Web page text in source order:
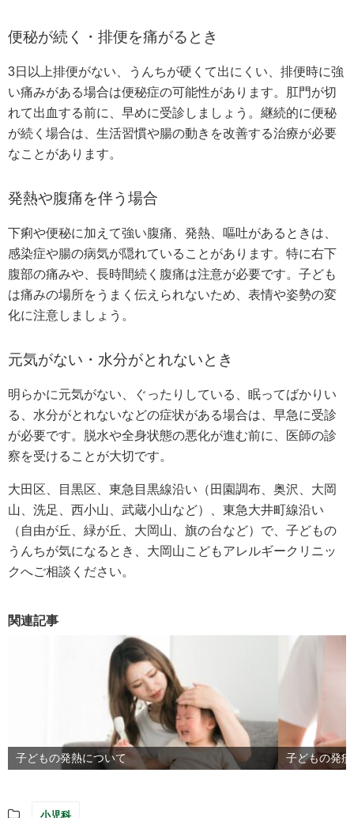
便秘が続く・排便を痛がるとき
3日以上排便がない、うんちが硬くて出にくい、排便時に強
い痛みがある場合は便秘症の可能性があります。肛門が切
れて出血する前に、早めに受診しましょう。継続的に便秘
が続く場合は、生活習慣や腸の動きを改善する治療が必要
なことがあります。
発熱や腹痛を伴う場合
下痢や便秘に加えて強い腹痛、発熱、嘔吐があるときは、
感染症や腸の病気が隠れていることがあります。特に右下
腹部の痛みや、長時間続く腹痛は注意が必要です。子ども
は痛みの場所をうまく伝えられないため、表情や姿勢の変
化に注意しましょう。
元気がない・水分がとれないとき
明らかに元気がない、ぐったりしている、眠ってばかりい
る、水分がとれないなどの症状がある場合は、早急に受診
が必要です。脱水や全身状態の悪化が進む前に、医師の診
察を受けることが大切です。
大田区、目黒区、東急目黒線沿い（田園調布、奥沢、大岡
山、洗足、西小山、武蔵小山など）、東急大井町線沿い
（自由が丘、緑が丘、大岡山、旗の台など）で、子どもの
うんちが気になるとき、大岡山こどもアレルギークリニッ
クへご相談ください。
関連記事
子どもの発熱について 子どもの発
小児科